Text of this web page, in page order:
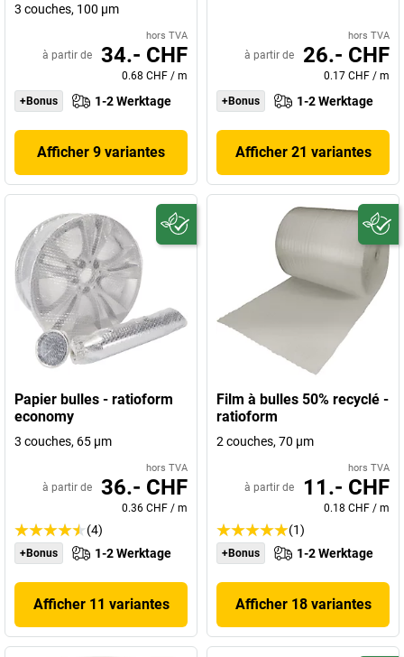
3 couches, 100 µm
hors TVA
à partir de 34.- CHF
0.68 CHF / m
+Bonus
1-2 Werktage
Afficher 9 variantes
hors TVA
à partir de 26.- CHF
0.17 CHF / m
+Bonus
1-2 Werktage
Afficher 21 variantes
Papier bulles - ratioform
economy
3 couches, 65 µm
hors TVA
à partir de 36.- CHF
0.36 CHF / m
(4)
+Bonus 1-2 Werktage
Afficher 11 variantes
Film à bulles 50% recyclé -
ratioform
2 couches, 70 µm
hors TVA
à partir de 11.- CHF
0.18 CHF / m
(1)
+Bonus 1-2 Werktage
Afficher 18 variantes